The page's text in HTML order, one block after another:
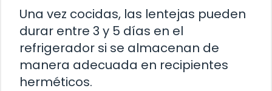
Una vez cocidas, las lentejas pueden
durar entre 3 y 5 días en el
refrigerador si se almacenan de
manera adecuada en recipientes
herméticos.